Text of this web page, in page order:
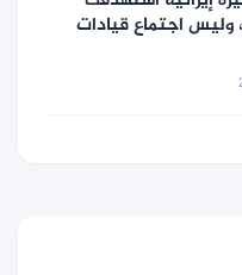
وليس اجتماع قيادات